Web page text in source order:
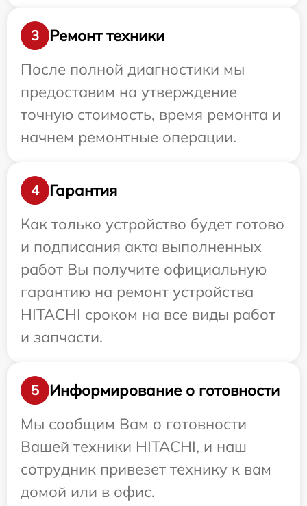
3
Ремонт техники
После полной диагностики мы
предоставим на утверждение
точную стоимость, время ремонта и
начнем ремонтные операции.
4
Гарантия
Как только устройство будет готово
и подписания акта выполненных
работ Вы получите официальную
гарантию на ремонт устройства
HITACHI сроком на все виды работ
и запчасти.
5
Информирование о готовности
Мы сообщим Вам о готовности
Вашей техники HITACHI, и наш
сотрудник привезет технику к вам
домой или в офис.